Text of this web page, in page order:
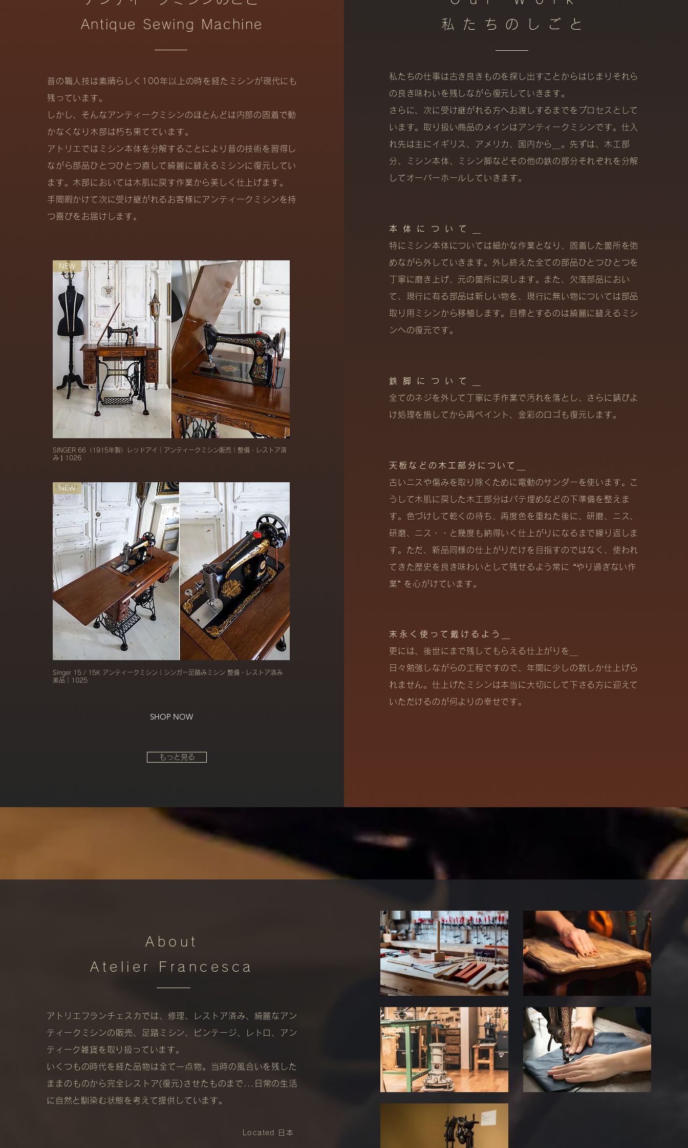
Antique Sewing Machine
昔の職人技は素晴らしく100年以上の時を経たミシンが現代にも
残っています。
しかし、そんなアンティークミシンのほとんどは内部の固着で動
かなくなり木部は朽ち果てています。
アトリエではミシン本体を分解することにより昔の技術を習得し
ながら部品ひとつひとつ直して綺麗に縫えるミシンに復元してい
ます。木部においては木肌に戻す作業から美しく仕上げます。
手間暇かけて次に受け継がれるお客様にアンティークミシンを持
つ喜びをお届けします。
NEW
SINGER 66（1915年製）レッドアイ｜アンティークミシン販売｜整備・レストア済
み丨1026
NEW
Singer 15 / 15K アンティークミシン｜シンガー足踏みミシン 整備・レストア済み
美品│1025
SHOP NOW
もっと見る
私たちのしごと
私たちの仕事は古き良きものを探し出すことからはじまりそれら
の良き味わいを残しながら復元していきます。
さらに、次に受け継がれる方へお渡しするまでをプロセスとして
います。取り扱い商品のメインはアンティークミシンです。仕入
れ先は主にイギリス、アメリカ、国内から＿。先ずは、木工部
分、ミシン本体、ミシン脚などその他の鉄の部分それぞれを分解
してオーバーホールしていきます。
本体について＿
特にミシン本体については細かな作業となり、固着した箇所を弛
めながら外していきます。外し終えた全ての部品ひとつひとつを
丁寧に磨き上げ、元の箇所に戻します。また、欠落部品におい
て、現行に有る部品は新しい物を、現行に無い物については部品
取り用ミシンから移植します。目標とするのは綺麗に縫えるミシ
ンへの復元です。
鉄脚について＿
全てのネジを外して丁寧に手作業で汚れを落とし、さらに錆びよ
け処理を施してから再ペイント、金彩のロゴも復元します。
天板などの木工部分について＿
古いニスや傷みを取り除くために電動のサンダーを使います。こ
うして木肌に戻した木工部分はパテ埋めなどの下準備を整えま
す。色づけして乾くの待ち、再度色を重ねた後に、研磨、ニス、
研磨、ニス・・と幾度も納得いく仕上がりになるまで繰り返しま
す。ただ、新品同様の仕上がりだけを目指すのではなく、使われ
てきた歴史を良き味わいとして残せるよう常に “やり過ぎない作
業” を心がけています。
末永く使って戴けるよう＿
更には、後世にまで残してもらえる仕上がりを＿
日々勉強しながらの工程ですので、年間に少しの数しか仕上げら
れません。仕上げたミシンは本当に大切にして下さる方に迎えて
いただけるのが何よりの幸せです。
About
Atelier Francesca
アトリエフランチェスカでは、修理、レストア済み、綺麗なアン
ティークミシンの販売、足踏ミシン、ビンテージ、レトロ、アン
ティーク雑貨を取り扱っています。
いくつもの時代を経た品物は全て一点物。当時の風合いを残した
ままのものから完全レストア(復元)させたものまで...日常の生活
に自然と馴染む状態を考えて提供しています。
Located 日本